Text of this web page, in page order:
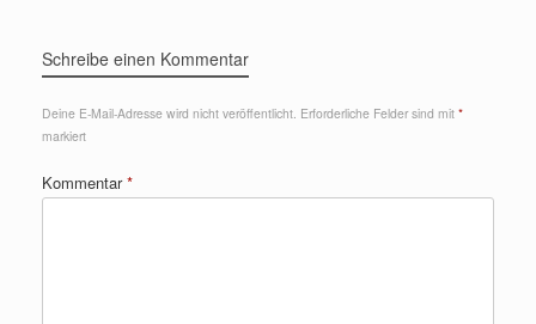
Schreibe einen Kommentar
Deine E-Mail-Adresse wird nicht veröffentlicht. Erforderliche Felder sind mit *
markiert
Kommentar*